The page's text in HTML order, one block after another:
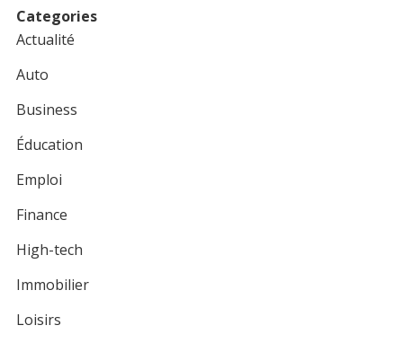
Categories
Actualité
Auto
Business
Éducation
Emploi
Finance
High-tech
Immobilier
Loisirs